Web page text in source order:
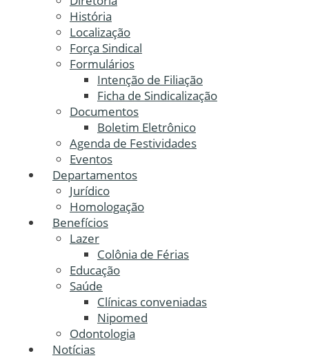
História
Localização
Força Sindical
Formulários
Intenção de Filiação
Ficha de Sindicalização
Documentos
Boletim Eletrônico
Agenda de Festividades
Eventos
Departamentos
Jurídico
Homologação
Benefícios
Lazer
Colônia de Férias
Educação
Saúde
Clínicas conveniadas
Nipomed
Odontologia
Notícias